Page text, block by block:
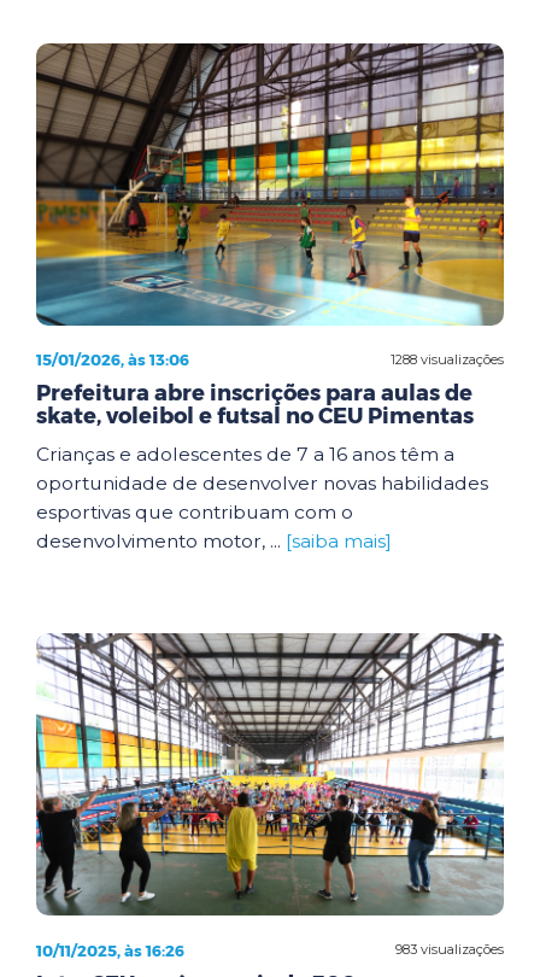
1288 visualizações
15/01/2026, às 13:06
Prefeitura abre inscrições para aulas de
skate, voleibol e futsal no CEU Pimentas
Crianças e adolescentes de 7 a 16 anos têm a
oportunidade de desenvolver novas habilidades
esportivas que contribuam com o
desenvolvimento motor, ... [saiba mais]
983 visualizações
10/11/2025, às 16:26